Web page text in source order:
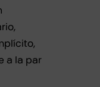
a la par